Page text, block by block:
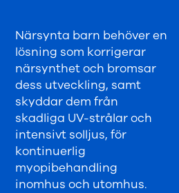
Närsynta barn behöver en
lösning som korrigerar
närsynthet och bromsar
dess utveckling, samt
skyddar dem från
skadliga UV-strålar och
intensivt solljus, för
kontinuerlig
myopibehandling
inomhus och utomhus.